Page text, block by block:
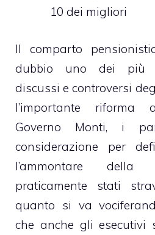
10 dei migliori
Il comparto
dubbio uno dei più
discussi e controversi
l’importante riforma
Governo Monti, i
considerazione per
l’ammontare della
praticamente stati
quanto si va
che anche gli esecutivi